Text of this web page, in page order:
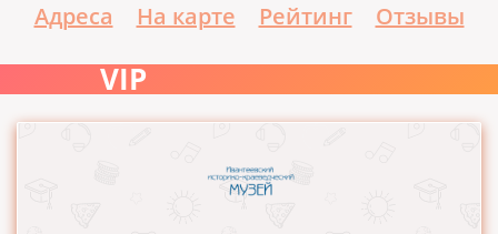
Адреса На карте Рейтинг Отзывы
VIP
декабря 1992 года с частичным использованием...